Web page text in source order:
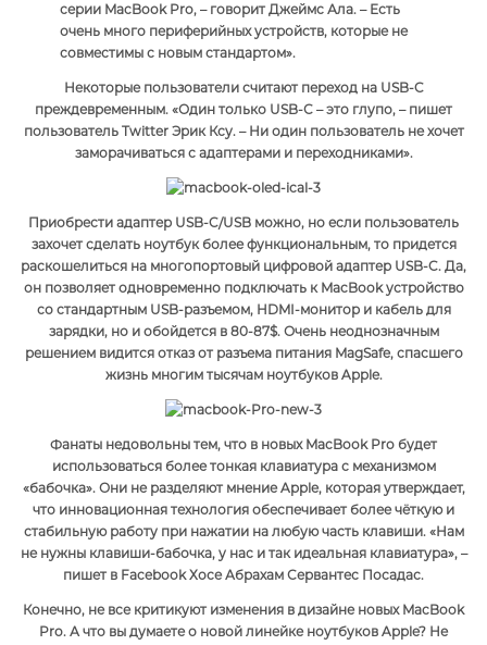
серии MacBook Pro, – говорит Джеймс Ала. – Есть
очень много периферийных устройств, которые не
совместимы с новым стандартом».
Некоторые пользователи считают переход на USB-C
преждевременным. «Один только USB-С – это глупо, – пишет
пользователь Twitter Эрик Ксу. – Ни один пользователь не хочет
заморачиваться с адаптерами и переходниками».
Приобрести адаптер USB-C/USB можно, но если пользователь
захочет сделать ноутбук более функциональным, то придется
раскошелиться на многопортовый цифровой адаптер USB-C. Да,
он позволяет одновременно подключать к MacBook устройство
со стандартным USB-разъемом, HDMI-монитор и кабель для
зарядки, но и обойдется в 80-87$. Очень неоднозначным
решением видится отказ от разъема питания MagSafe, спасшего
жизнь многим тысячам ноутбуков Apple.
Фанаты недовольны тем, что в новых MacBook Pro будет
использоваться более тонкая клавиатура с механизмом
«бабочка». Они не разделяют мнение Apple, которая утверждает,
что инновационная технология обеспечивает более чёткую и
стабильную работу при нажатии на любую часть клавиши. «Нам
не нужны клавиши-бабочка, у нас и так идеальная клавиатура», –
пишет в Facebook Хосе Абрахам Сервантес Посадас.
Конечно, не все критикуют изменения в дизайне новых MacBook
Pro. А что вы думаете о новой линейке ноутбуков Apple? Не